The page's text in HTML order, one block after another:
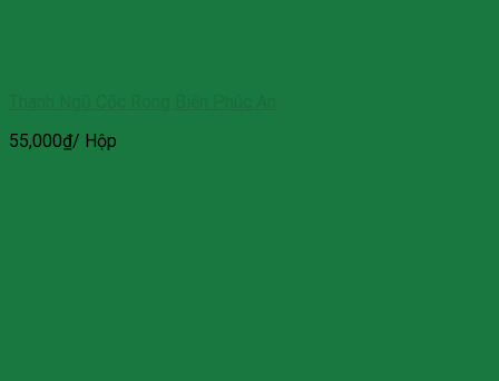
55,000₫/ Hộp